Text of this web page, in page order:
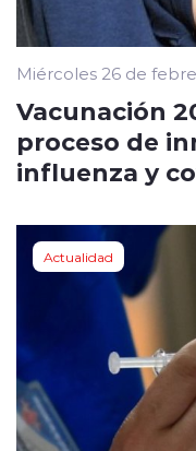
Miércoles 26 de
Vacunación
proceso de
influenza y
Actualidad